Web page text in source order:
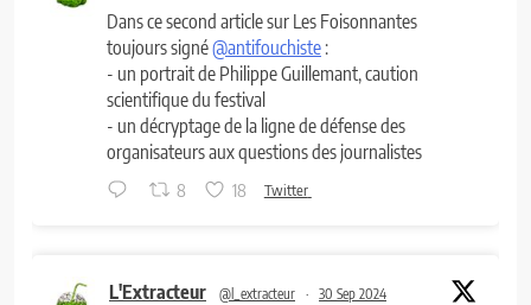
Dans ce second article sur Les Foisonnantes
toujours signé@antifouchiste :
- un portrait de Philippe Guillemant, caution
scientifique du festival
- un décryptage de la ligne de défense des
organisateurs aux questions des journalistes
8 18 Twitter
L'Extracteur @l_extracteur · 30 Sep 2024